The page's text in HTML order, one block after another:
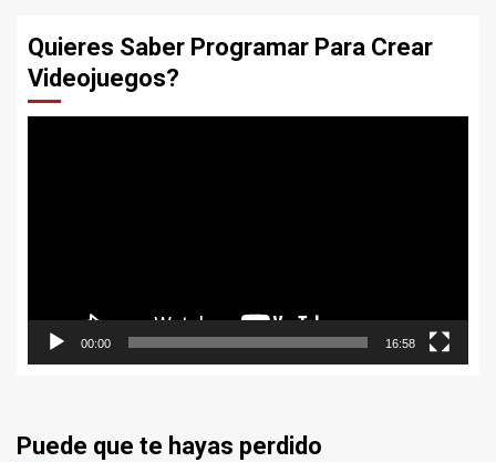
Quieres Saber Programar Para Crear
Videojuegos?
00:00 16:58
Puede que te hayas perdido